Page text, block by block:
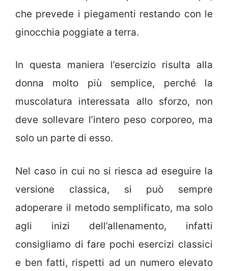
che prevede i piegamenti restando con le
ginocchia poggiate a terra.
In questa maniera l’esercizio risulta alla
donna molto più semplice, perché la
muscolatura interessata allo sforzo, non
deve sollevare l’intero peso corporeo, ma
solo un parte di esso.
Nel caso in cui no si riesca ad eseguire la
versione classica, si può sempre
adoperare il metodo semplificato, ma solo
agli inizi dell’allenamento, infatti
consigliamo di fare pochi esercizi classici
e ben fatti, rispetti ad un numero elevato